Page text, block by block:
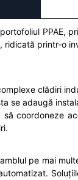
PPAE,
printr-o
clădiri
se adaugă
coordoneze
pe mai